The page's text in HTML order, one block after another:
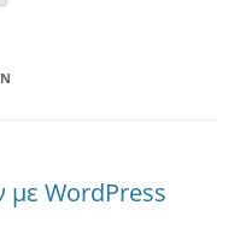
με WordPress